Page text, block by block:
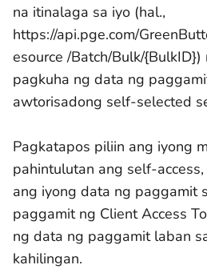
na itinalaga sa iyo (hal.,
https://api.pge.com/
esource /Batch/Bulk/
pagkuha ng data ng
awtorisadong self-selected
Pagkatapos piliin ang iyong
pahintulutan ang self-
ang iyong data ng paggamit
paggamit ng Client Access
ng data ng paggamit laban
kahilingan.